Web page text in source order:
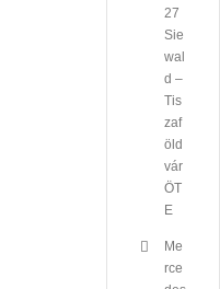
27
Sie
wal
d –
Tis
zaf
öld
vár
ÖT
E
Me
rce